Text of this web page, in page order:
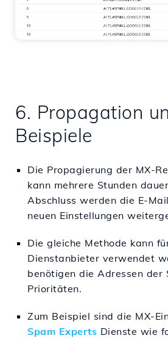
6. Propagation
Beispiele
Die Propagierung der MX-
kann mehrere Stunden
Abschluss werden die E-
neuen Einstellungen
Die gleiche Methode kann
Dienstanbieter verwendet
benötigen die Adressen der
Prioritäten.
Zum Beispiel sind die MX-
Spam Experts Dienste wie